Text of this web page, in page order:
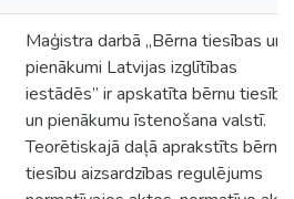
Maģistra darbā „Bērna tiesības un
pienākumi Latvijas izglītības
iestādēs” ir apskatīta bērnu tiesību
un pienākumu īstenošana valstī.
Teorētiskajā daļā aprakstīts bērnu
tiesību aizsardzības regulējums